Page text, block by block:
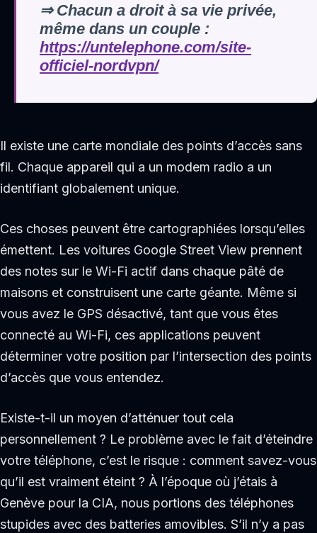
⇒ Chacun a droit à sa vie privée,
même dans un couple :
https://untelephone.com/site-
officiel-nordvpn/
Il existe une carte mondiale des points d’accès sans
fil. Chaque appareil qui a un modem radio a un
identifiant globalement unique.
Ces choses peuvent être cartographiées lorsqu’elles
émettent. Les voitures Google Street View prennent
des notes sur le Wi-Fi actif dans chaque pâté de
maisons et construisent une carte géante. Même si
vous avez le GPS désactivé, tant que vous êtes
connecté au Wi-Fi, ces applications peuvent
déterminer votre position par l’intersection des points
d’accès que vous entendez.
Existe-t-il un moyen d’atténuer tout cela
personnellement ? Le problème avec le fait d’éteindre
votre téléphone, c’est le risque : comment savez-vous
qu’il est vraiment éteint ? À l’époque où j’étais à
Genève pour la CIA, nous portions des téléphones
stupides avec des batteries amovibles. S’il n’y a pas